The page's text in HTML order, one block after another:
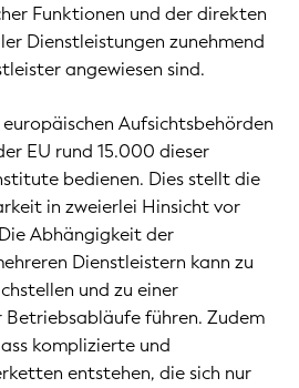
Funktionen und der direkten
Dienstleistungen zunehmend
angewiesen sind.
Aufsichtsbehörden
EU rund 15.000 dieser
bedienen. Dies stellt die
in zweierlei Hinsicht vor
Abhängigkeit der
Dienstleistern kann zu
und zu einer
führen. Zudem
komplizierte und
entstehen, die sich nur